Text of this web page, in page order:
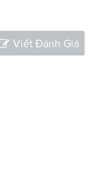
Viết Đánh Giá